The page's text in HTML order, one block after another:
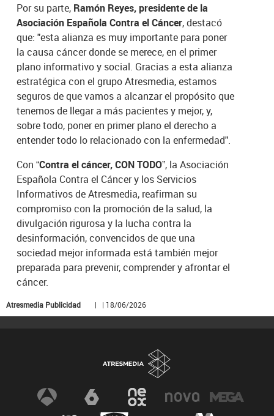
Por su parte, Ramón Reyes, presidente de la
Asociación Española Contra el Cáncer, destacó
que: "esta alianza es muy importante para poner
la causa cáncer donde se merece, en el primer
plano informativo y social. Gracias a esta alianza
estratégica con el grupo Atresmedia, estamos
seguros de que vamos a alcanzar el propósito que
tenemos de llegar a más pacientes y mejor, y,
sobre todo, poner en primer plano el derecho a
entender todo lo relacionado con la enfermedad".
Con “Contra el cáncer, CON TODO”, la Asociación
Española Contra el Cáncer y los Servicios
Informativos de Atresmedia, reafirman su
compromiso con la promoción de la salud, la
divulgación rigurosa y la lucha contra la
desinformación, convencidos de que una
sociedad mejor informada está también mejor
preparada para prevenir, comprender y afrontar el
cáncer.
Atresmedia Publicidad | | 18/06/2026